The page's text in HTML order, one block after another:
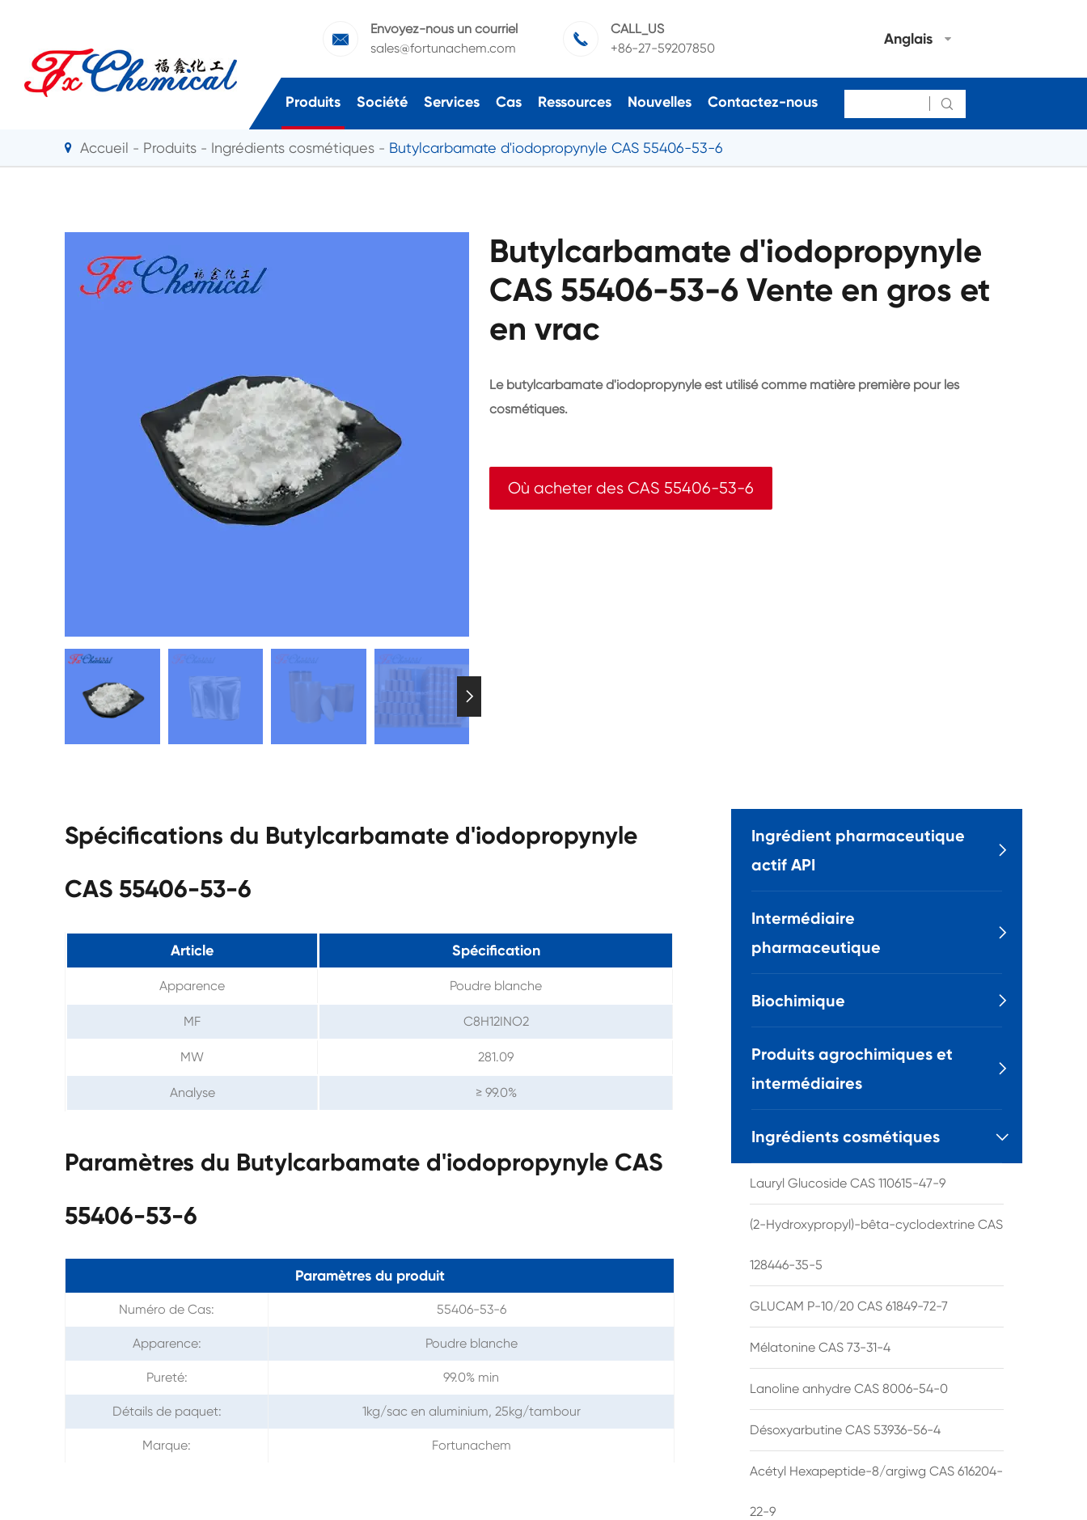

Envoyez-nous un courriel
sales@fortunachem.com

CALL_US
+86-27-59207850
Anglais
Produits Société Services Cas Ressources Nouvelles Contactez-nous 
Accueil Produits Ingrédients cosmétiques Butylcarbamate d'iodopropynyle CAS 55406-53-6

Butylcarbamate d'iodopropynyle
CAS 55406-53-6 Vente en gros et
en vrac
Le butylcarbamate d'iodopropynyle est utilisé comme matière première pour les
cosmétiques.
Où acheter des CAS 55406-53-6
Spécifications du Butylcarbamate d'iodopropynyle
CAS 55406-53-6
Article Spécification
Apparence Poudre blanche
MF C8H12INO2
MW 281.09
Analyse ≥ 99.0%
Paramètres du Butylcarbamate d'iodopropynyle CAS
55406-53-6
Paramètres du produit
Numéro de Cas: 55406-53-6
Apparence: Poudre blanche
Pureté: 99.0% min
Détails de paquet: 1kg/sac en aluminium, 25kg/tambour
Marque: Fortunachem
Ingrédient pharmaceutique
actif API

Intermédiaire
pharmaceutique

Biochimique 
Produits agrochimiques et
intermédiaires

Ingrédients cosmétiques 
Lauryl Glucoside CAS 110615-47-9
(2-Hydroxypropyl)-bêta-cyclodextrine CAS
128446-35-5
GLUCAM P-10/20 CAS 61849-72-7
Mélatonine CAS 73-31-4
Lanoline anhydre CAS 8006-54-0
Désoxyarbutine CAS 53936-56-4
Acétyl Hexapeptide-8/argiwg CAS 616204-
22-9